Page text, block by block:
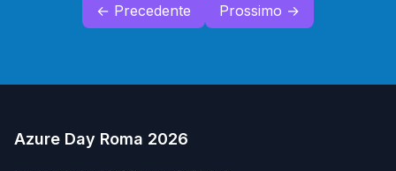
← Precedente Prossimo →
Azure Day Roma 2026